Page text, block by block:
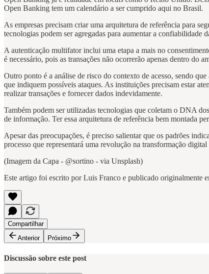
Open Banking tem um calendário a ser cumprido aqui no Brasil.
As empresas precisam criar uma arquitetura de referência para
tecnologias podem ser agregadas para aumentar a confiabilidade
A autenticação multifator inclui uma etapa a mais no
é necessário, pois as transações não ocorrerão apenas dentro do
Outro ponto é a análise de risco do contexto de acesso, sendo
que indiquem possíveis ataques. As instituições precisam estar
realizar transações e fornecer dados indevidamente.
Também podem ser utilizadas tecnologias que coletam o DNA
de informação. Ter essa arquitetura de referência bem montada
Apesar das preocupações, é preciso salientar que os padrões
processo que representará uma revolução na transformação digital
(Imagem da Capa - @sortino - via Unsplash)
Este artigo foi escrito por Luis Franco e publicado originalmente
Compartilhar
Anterior
Próximo
Discussão sobre este post